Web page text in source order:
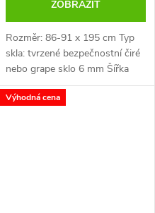
ZOBRAZIT
Rozměr: 86-91 x 195 cm Typ
skla: tvrzené bezpečnostní čiré
nebo grape sklo 6 mm Šířka
vstupu:...
Výhodná cena